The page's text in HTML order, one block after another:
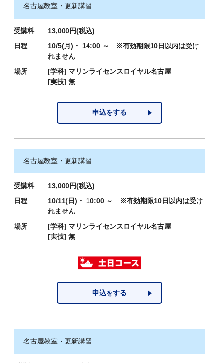
名古屋教室・更新講習
受講料
13,000円(税込)
日程
10/5(月)・ 14:00 ～ ※有効期限10日以内は受け
れません
場所
[学科] マリンライセンスロイヤル名古屋
[実技] 無
申込をする
名古屋教室・更新講習
受講料
13,000円(税込)
日程
10/11(日)・ 10:00 ～ ※有効期限10日以内は受け
れません
場所
[学科] マリンライセンスロイヤル名古屋
[実技] 無
申込をする
名古屋教室・更新講習